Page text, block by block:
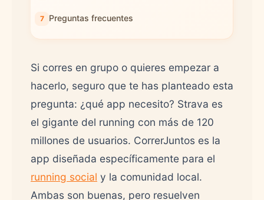
Preguntas frecuentes
Si corres en grupo o quieres empezar a
hacerlo, seguro que te has planteado esta
pregunta: ¿qué app necesito? Strava es
el gigante del running con más de 120
millones de usuarios. CorrerJuntos es la
app diseñada específicamente para el
running social y la comunidad local.
Ambas son buenas, pero resuelven